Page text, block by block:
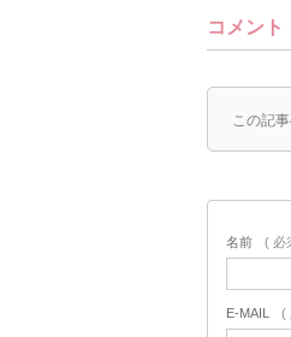
コメント
この記
名前 ( 必
E-MAIL (